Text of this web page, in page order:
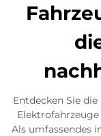
Entdecken Sie
Als umfassendes